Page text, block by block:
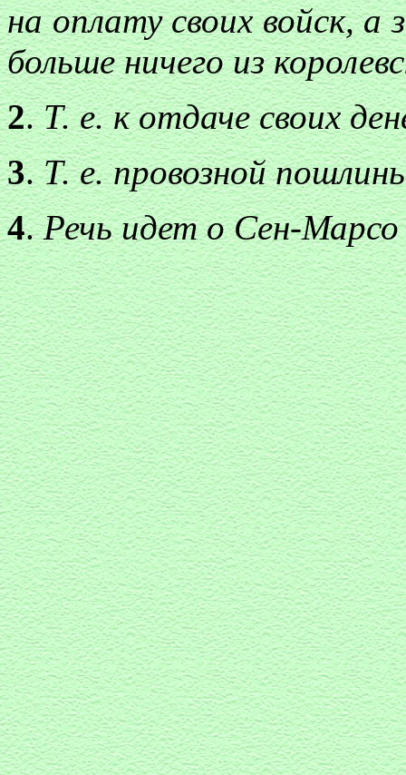
на оплату своих войск,
больше ничего из
2.Т. е. к отдаче своих
3.Т. е. провозной
4.Речь идет о Сен-Марсо